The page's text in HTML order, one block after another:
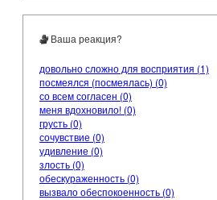
Ваша реакция?
довольно сложно для восприятия (1)
посмеялся (посмеялась) (0)
со всем согласен (0)
меня вдохновило! (0)
грусть (0)
сочувствие (0)
удивление (0)
злость (0)
обескураженность (0)
вызвало обеспокоенность (0)